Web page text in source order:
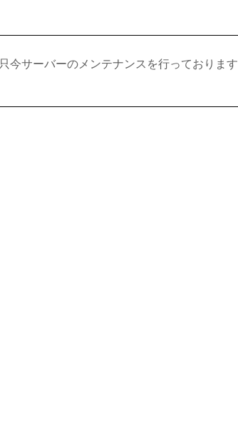
只今サーバーのメンテナンスを行っております